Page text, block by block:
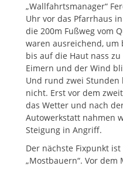
„Wallfahrtsmanager“
Uhr vor das Pfarrhaus
die 200m Fußweg vom
waren ausreichend, um
bis auf die Haut nass
Eimern und der Wind
Und rund zwei Stunden
nicht. Erst vor dem
das Wetter und nach
Autowerkstatt nahmen
Steigung in Angriff.
Der nächste Fixpunkt
„Mostbauern“. Vor